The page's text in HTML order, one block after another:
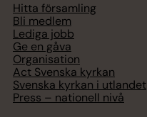
Hitta församling
Bli medlem
Lediga jobb
Ge en gåva
Organisation
Act Svenska kyrkan
Svenska kyrkan i utlandet
Press – nationell nivå